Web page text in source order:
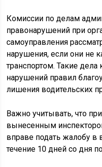
Комиссии по делам
правонарушений при
самоуправления
нарушения, если они не
транспортом. Такие дела
нарушений правил
лишения водительских
Важно учитывать, что
вынесенным
вправе подать жалобу в
течение 10 дней со дня